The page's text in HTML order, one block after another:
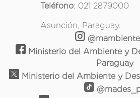
Teléfono: 021 2879000
Asunción, Paraguay.
Ministerio del Ambiente y
Paraguay
Ministerio del Ambiente y